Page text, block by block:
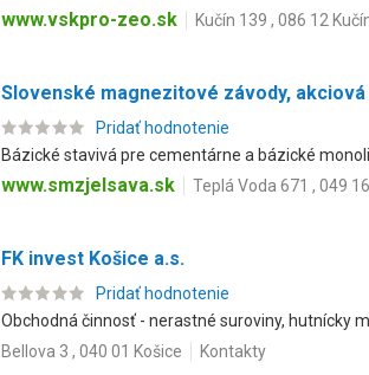
www.vskpro-zeo.sk Kučín 139 , 086 12
Slovenské magnezitové závody,
Pridať hodnotenie
Bázické stavivá pre cementárne a bázické
www.smzjelsava.sk Teplá Voda 671 , 049
FK invest Košice a.s.
Pridať hodnotenie
Obchodná činnosť - nerastné suroviny, hutnícky
Bellova 3 , 040 01 Košice
Kontakty